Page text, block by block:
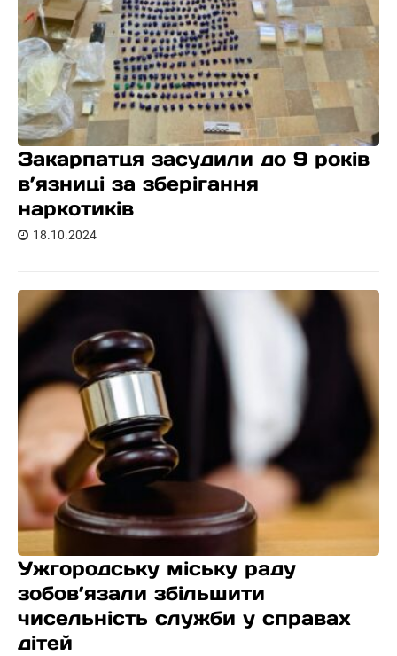
Закарпатця засудили до 9 років
в’язниці за зберігання
наркотиків
18.10.2024
Ужгородську міську раду
зобов’язали збільшити
чисельність служби у справах
дітей